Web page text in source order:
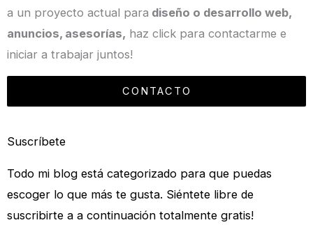
a un proyecto actual para diseño o desarrollo web,
anuncios, asesorías, haz click para contactarme e
iniciar a trabajar juntos!
CONTACTO
Suscríbete
Todo mi blog está categorizado para que puedas
escoger lo que más te gusta. Siéntete libre de
suscribirte a a continuación totalmente gratis!